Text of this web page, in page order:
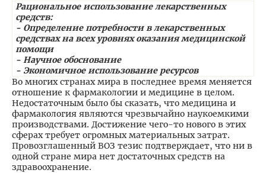
Рациональное использование лекарственных
средств:
- Определение потребности в лекарственных
средствах на всех уровнях оказания медицинской
помощи
- Научное обоснование
- Экономичное использование ресурсов
Во многих странах мира в последнее время меняется
отношение к фармакологии и медицине в целом.
Недостаточным было бы сказать, что медицина и
фармакология являются чрезвычайно наукоемкими
производствами. Достижение чего-то нового в этих
сферах требует огромных материальных затрат.
Провозглашенный ВОЗ тезис подтверждает, что ни в
одной стране мира нет достаточных средств на
здравоохранение.